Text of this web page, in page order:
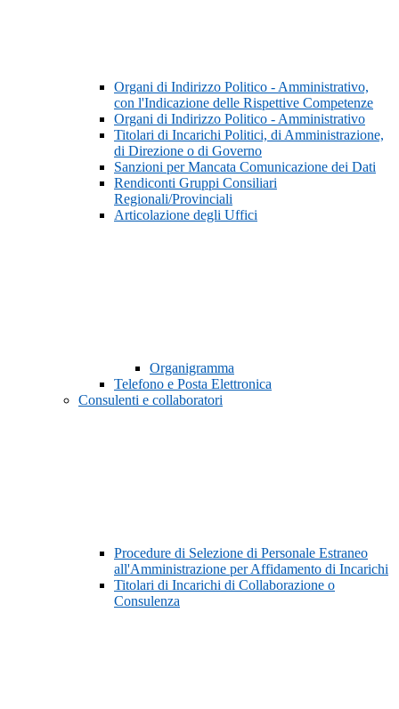
Organi di Indirizzo Politico - Amministrativo,
con l'Indicazione delle Rispettive Competenze
Organi di Indirizzo Politico - Amministrativo
Titolari di Incarichi Politici, di Amministrazione,
di Direzione o di Governo
Sanzioni per Mancata Comunicazione dei Dati
Rendiconti Gruppi Consiliari
Regionali/Provinciali
Articolazione degli Uffici
Organigramma
Telefono e Posta Elettronica
Consulenti e collaboratori
Procedure di Selezione di Personale Estraneo
all'Amministrazione per Affidamento di Incarichi
Titolari di Incarichi di Collaborazione o
Consulenza